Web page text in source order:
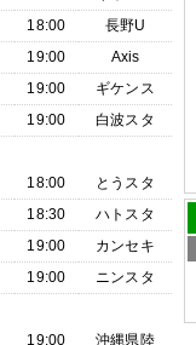
18:00
長野U
19:00
Axis
19:00
ギケンス
19:00
白波スタ
18:00
とうスタ
18:30
ハトスタ
19:00
カンセキ
19:00
ニンスタ
19:00 沖縄県陸